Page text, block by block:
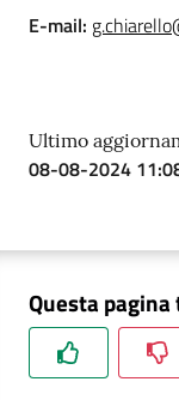
g
r
e
m
m
i
i
E-mail:
Ultimo
08-08-2024
Questa